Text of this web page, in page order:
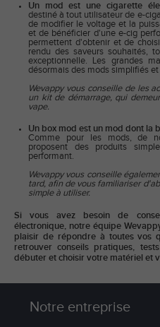
Un mod est une cigarette
destiné à tout utilisateur de e-
de modifier le voltage et la
et de bénéficier d'une e-cig
permettent d'obtenir et de
rendu des saveurs souhaités,
exceptionnelle. Les grandes
désormais des mods simplifiés
Wevappy vous conseille de les
un kit de démarrage, qui
vape.
Un box mod est un mod dont la
Comme pour les mods, de
proposent des produits
performant.
Wevappy vous conseille
tard, afin de vous familiariser
simple à utiliser.
Si vous avez besoin de
électronique, notre équipe
plaisir de répondre à toutes vos
retrouver conseils pratiques,
débuter et choisir votre matériel et
Notre entreprise